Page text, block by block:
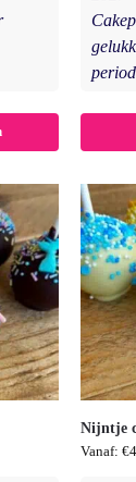
Nijntje
Vanaf: €